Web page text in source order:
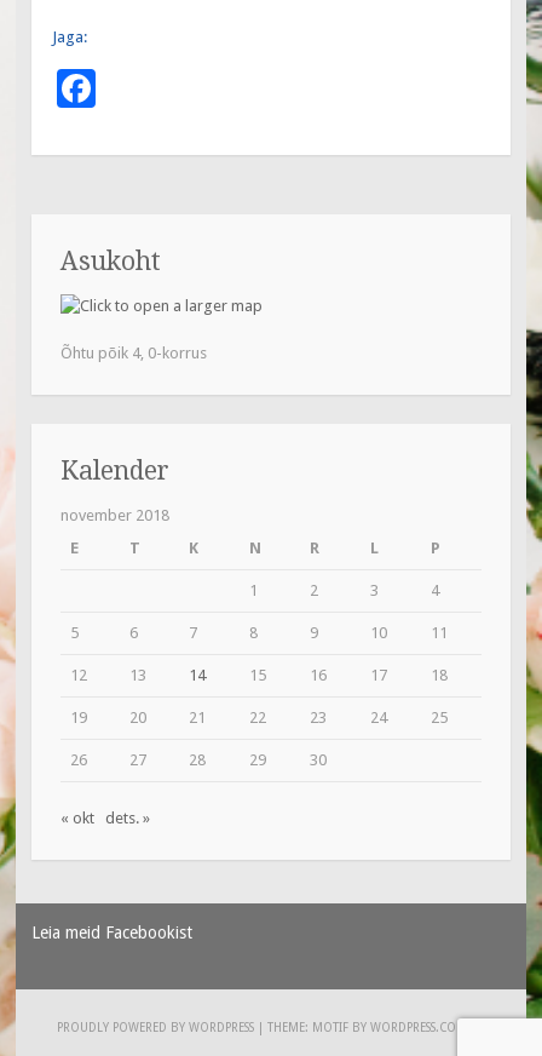
Jaga:
e
o
o
k
Asukoht
Õhtu põik 4, 0-korrus
Kalender
november 2018
E
T K N R L P
1 2 3 4
5 6 7 8 9 10 11
12 13 14 15 16 17 18
19 20 21 22 23 24 25
26 27 28 29 30
« okt dets. »
Leia meid Facebookist
PROUDLY POWERED BY WORDPRESS THEME: MOTIF BYWORDPRESS.COM